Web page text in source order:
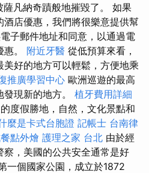
凡納奇蹟般地摧毀了。 如果
店優惠，我們將很樂意提供幫
子郵件地址和同意，以通過電
。 附近牙醫 從低預算來看，
好的地方可以輕鬆，方便地乘
推廣學習中心 歐洲巡遊的最高
現新的地方。 植牙費用詳細
度假勝地，自然，文化景點和
麼是卡式台胞證 記帳士 台南律
點外燴 護理之家 台北 由於經
，美國的公共安全通常是好
一個國家公園，成立於1872